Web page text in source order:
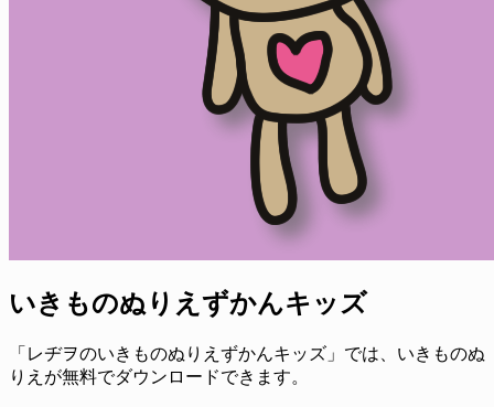
いきものぬりえずかんキッズ
「レヂヲのいきものぬりえずかんキッズ」では、いきものぬ
りえが無料でダウンロードできます。